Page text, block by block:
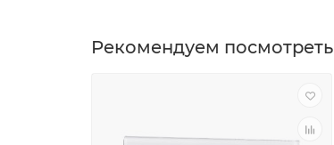
Рекомендуем посмотреть